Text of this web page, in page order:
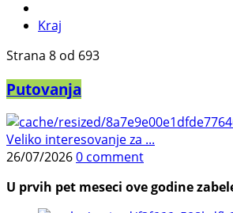
Kraj
Strana 8 od 693
Putovanja
Veliko interesovanje za ...
26/07/20260 comment
U prvih pet meseci ove godine